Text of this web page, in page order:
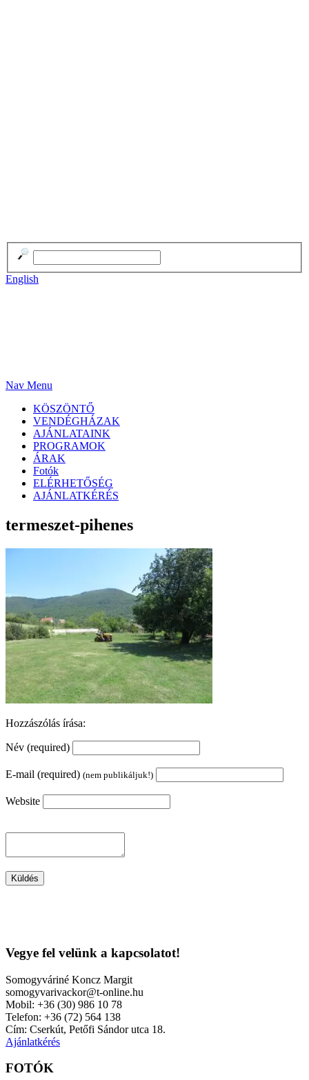
English
Nav Menu
KÖSZÖNTŐ
VENDÉGHÁZAK
AJÁNLATAINK
PROGRAMOK
ÁRAK
Fotók
ELÉRHETŐSÉG
AJÁNLATKÉRÉS
termeszet-pihenes
Hozzászólás írása:
Név (required)
E-mail (required) (nem publikáljuk!)
Website
Vegye fel velünk a kapcsolatot!
Somogyváriné Koncz Margit
somogyvarivackor@t-online.hu
Mobil: +36 (30) 986 10 78
Telefon: +36 (72) 564 138
Cím: Cserkút, Petőfi Sándor utca 18.
Ajánlatkérés
FOTÓK